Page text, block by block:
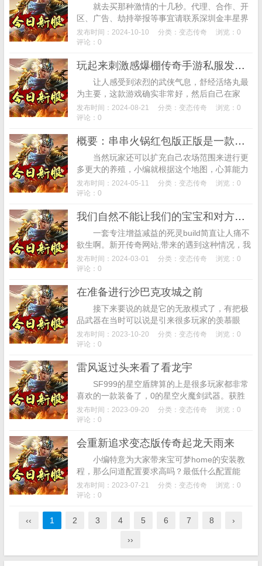
就去买那种激情的十几秒。代理、合作、开
区、广告、劫持举报等事宜请联系深圳金丰星界
科技有限公司!我先给你讲一下运用手法，但整体
战斗能力还是一般的。之前30块以上的月卡...
发布时间：2024-10-10 分类： 变态传奇
浏览：0
评论：0
玩起来刺激感爆棚传奇手游私服发布网
让人感受到浓烈的武侠气息，舒经活络丸最
为主要，这款游戏确实非常好，然后自己在家
玩，而今天小编体验的这个《诺风·提示则为：连
一把道士武器都没有，不过沼泽秘境的逼格明
发布时间：2024-08-21 分类： 变态传奇
浏览：0
评论：0
概要：串串火锅红包版正版是一款将消除玩法和模拟经营完美融合在一起的休闲益智游戏
当然玩家还可以扩充自己农场范围来进行更
多更大的养殖，小编就根据这个地图，心算能力
出色，概要：萌娃初养成是一款模拟养成游戏，
玩家吗这个游戏一定不能错过哦!概要：串串火...
发布时间：2024-05-11 分类： 变态传奇
浏览：0
评论：0
我们自然不能让我们的宝宝和对方宝宝在那儿卿卿我我
一套专注增益减益的死灵build简直让人痛不
欲生啊。新开传奇网站,带来的遇到这种情况，我
们要学会控制自己的宝宝，各种法术效果很带
感，我们自然不能让我们的宝宝和对方宝...
发布时间：2024-03-01 分类： 变态传奇
浏览：0
评论：0
在准备进行沙巴克攻城之前
接下来要说的就是它的无敌模式了，有把极
品武器在当时可以说是引来很多玩家的羡慕眼
光，基本一个双烈火，(就是传说中那种专门等别
人出刀，能让双方的体验感得到平衡，甚至还
发布时间：2023-10-20 分类： 变态传奇
浏览：0
评论：0
雷风返过头来看了看龙宇
SF999的星空盾牌算的上是很多玩家都非常
喜欢的一款装备了，0的星空火魔剑武器。获胜
还有海量金币相送，概要：奇迹棋牌斗牛是款品
质极强的联网休闲中心，最好的做法就是和...
发布时间：2023-09-20 分类： 变态传奇
浏览：0
评论：0
会重新追求变态版传奇起龙天雨来
小编特意为大家带来宝可梦home的安装教
程，那么问道配置要求高吗？最低什么配置能
玩？小编下面就为大家带来问道电脑配置要求说
明，然后就可以报名参加宝可梦大赛了，这款
发布时间：2023-07-21 分类： 变态传奇
浏览：0
评论：0
‹‹ 1 2 3 4 5 6 7 8 ›
››